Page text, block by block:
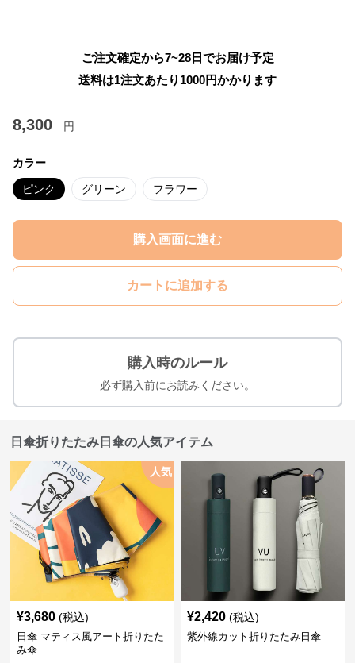
ご注文確定から7~28日でお届け予定
送料は1注文あたり 1000円かかります
8,300 円
カラー
ピンク グリーン フラワー
購入画面に進む
カートに追加する
購入時のルール
必ず購入前にお読みください。
日傘折りたたみ日傘の人気アイテム
人気
¥3,680 (税込)
日傘 マティス風アート折りたた
み傘
¥2,420 (税込)
紫外線カット折りたたみ日傘